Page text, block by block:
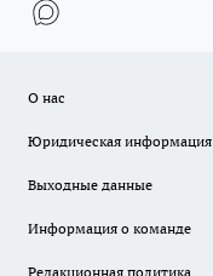
О нас
Юридическая информация
Выходные данные
Информация о команде
Редакционная политика